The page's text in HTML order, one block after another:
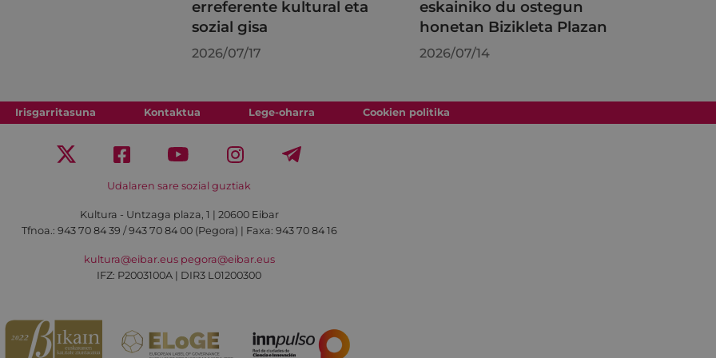
erreferente kultural eta
sozial gisa
2026/07/17
eskainiko du ostegun
honetan Bizikleta Plazan
2026/07/14
Irisgarritasuna Kontaktua Lege-oharra Cookien politika
Udalaren sare sozial guztiak
Kultura - Untzaga plaza, 1 | 20600 Eibar
Tfnoa.: 943 70 84 39 / 943 70 84 00 (Pegora) | Faxa: 943 70 84 16
kultura@eibar.eus pegora@eibar.eus
IFZ: P2003100A | DIR3 L01200300